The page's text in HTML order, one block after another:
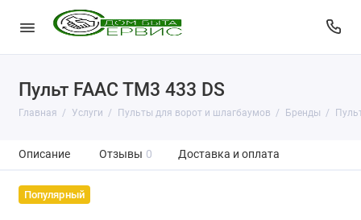
Пульт FAAC TM3 433 DS
Главная Услуги Пульты для ворот и шлагбаумов Бренды
Описание Отзывы 0 Доставка и оплата
Популярный